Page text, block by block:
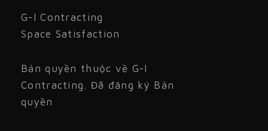
G-I Contracting
Space Satisfaction
Bản quyền thuộc về G-I
Contracting. Đã đăng ký Bản
quyền